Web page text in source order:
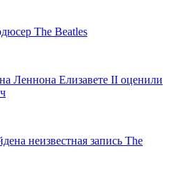
The Beatles
Леннона Елизавете II оценили
неизвестная запись The